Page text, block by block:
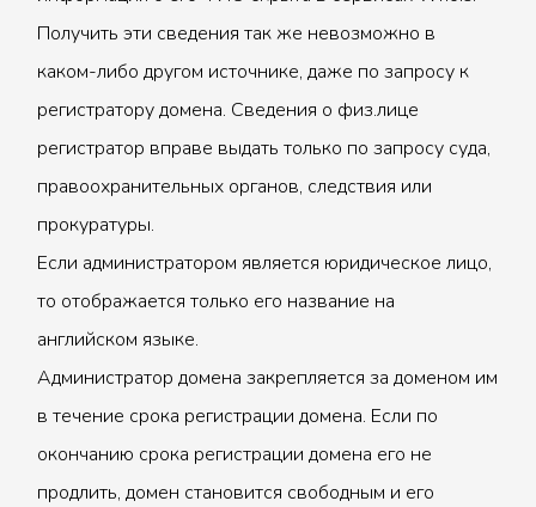
Получить эти сведения так же невозможно в
каком-либо другом источнике, даже по запросу к
регистратору домена. Сведения о физ.лице
регистратор вправе выдать только по запросу суда,
правоохранительных органов, следствия или
прокуратуры.
Если администратором является юридическое лицо,
то отображается только его название на
английском языке.
Администратор домена закрепляется за доменом им
в течение срока регистрации домена. Если по
окончанию срока регистрации домена его не
продлить, домен становится свободным и его